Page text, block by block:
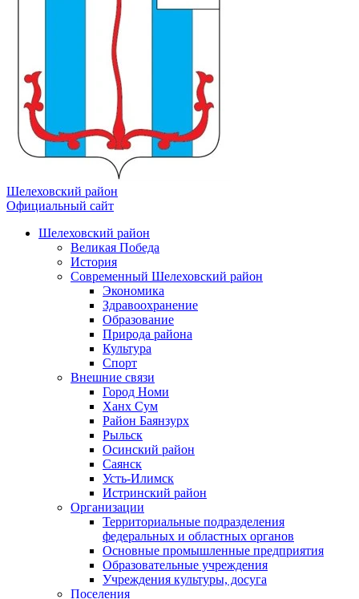
Шелеховский район
Официальный сайт
Шелеховский район
Великая Победа
История
Современный Шелеховский район
Экономика
Здравоохранение
Образование
Природа района
Культура
Спорт
Внешние связи
Город Номи
Ханх Сум
Район Баянзурх
Рыльск
Осинский район
Саянск
Усть-Илимск
Истринский район
Организации
Территориальные подразделения
федеральных и областных органов
Основные промышленные предприятия
Образовательные учреждения
Учреждения культуры, досуга
Поселения